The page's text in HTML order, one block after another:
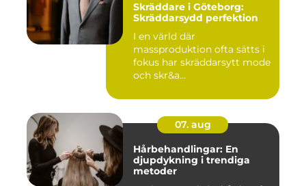
Skräddare i Göteborg:
Skräddarsydd perfektion
I en värld där
massproduktion ofta sätts i
fokus har skräddarsytt mode
och skr&a...
07. aug
Hårbehandlingar: En
djupdykning i trendiga
metoder